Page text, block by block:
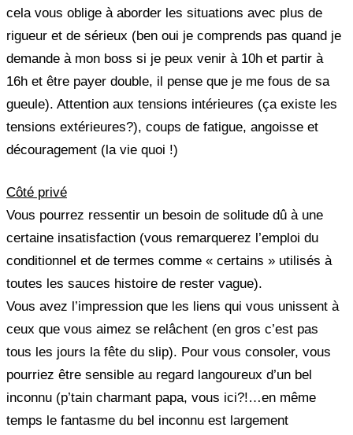
cela vous oblige à aborder les situations avec plus de
rigueur et de sérieux (ben oui je comprends pas quand je
demande à mon boss si je peux venir à 10h et partir à
16h et être payer double, il pense que je me fous de sa
gueule). Attention aux tensions intérieures (ça existe les
tensions extérieures?), coups de fatigue, angoisse et
découragement (la vie quoi !)
Côté privé
Vous pourrez ressentir un besoin de solitude dû à une
certaine insatisfaction (vous remarquerez l’emploi du
conditionnel et de termes comme « certains » utilisés à
toutes les sauces histoire de rester vague).
Vous avez l’impression que les liens qui vous unissent à
ceux que vous aimez se relâchent (en gros c’est pas
tous les jours la fête du slip). Pour vous consoler, vous
pourriez être sensible au regard langoureux d’un bel
inconnu (p’tain charmant papa, vous ici?!…en même
temps le fantasme du bel inconnu est largement